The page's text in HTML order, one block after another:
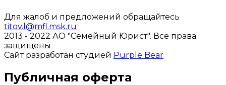
Для жалоб и предложений обращайтесь
titov.l@mfl.msk.ru
2013 - 2022 АО "Семейный Юрист". Все права
защищены
Сайт разработан студией Purple Bear
Публичная оферта